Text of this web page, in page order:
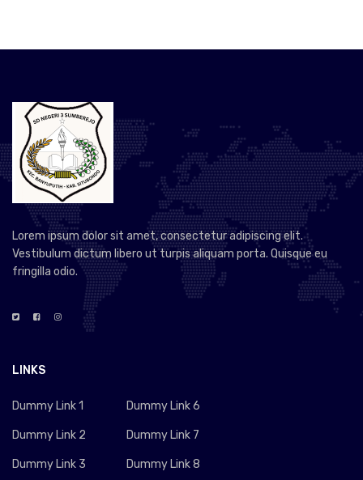
Lorem ipsum dolor sit amet, consectetur adipiscing elit.
Vestibulum dictum libero ut turpis aliquam porta. Quisque eu
fringilla odio.
LINKS
Dummy Link 1
Dummy Link 2
Dummy Link 3
Dummy Link 6
Dummy Link 7
Dummy Link 8